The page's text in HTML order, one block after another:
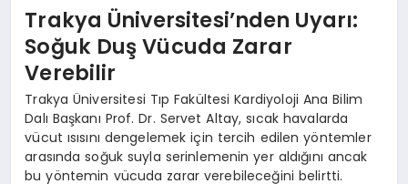
Trakya Üniversitesi’nden Uyarı:
Soğuk Duş Vücuda Zarar
Verebilir
Trakya Üniversitesi Tıp Fakültesi Kardiyoloji Ana Bilim
Dalı Başkanı Prof. Dr. Servet Altay, sıcak havalarda
vücut ısısını dengelemek için tercih edilen yöntemler
arasında soğuk suyla serinlemenin yer aldığını ancak
bu yöntemin vücuda zarar verebileceğini belirtti.